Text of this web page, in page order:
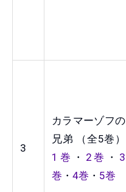
3
カラマーゾフの
兄弟 （全5巻）
1巻 ・ 2巻 ・ 3
巻 ・ 4巻 ・ 5巻